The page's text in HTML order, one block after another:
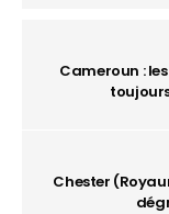
Cameroun :
Chester